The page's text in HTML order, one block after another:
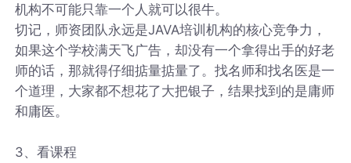
机构不可能只靠一个人就可以很牛。
切记，师资团队永远是JAVA培训机构的核心竞争力，
如果这个学校满天飞广告，却没有一个拿得出手的好老
师的话，那就得仔细掂量掂量了。找名师和找名医是一
个道理，大家都不想花了大把银子，结果找到的是庸师
和庸医。
3、看课程